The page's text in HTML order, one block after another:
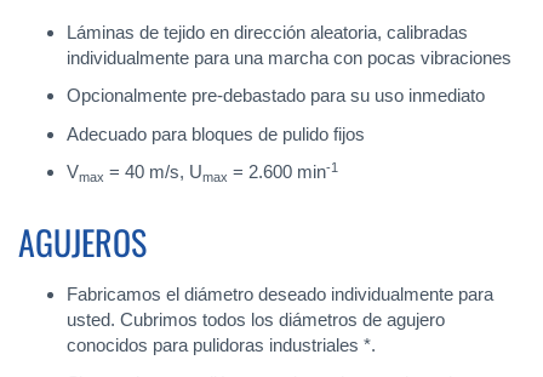
Láminas de tejido en dirección aleatoria, calibradas
individualmente para una marcha con pocas vibraciones
Opcionalmente pre-debastado para su uso inmediato
Adecuado para bloques de pulido fijos
Vmax = 40 m/s, Umax = 2.600 min-1
AGUJEROS
Fabricamos el diámetro deseado individualmente para
usted. Cubrimos todos los diámetros de agujero
conocidos para pulidoras industriales *.